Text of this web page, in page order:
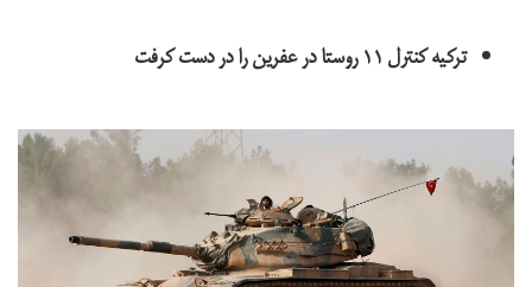
ترکیه کنترل ۱۱ روستا در عفرین را در دست کرفت